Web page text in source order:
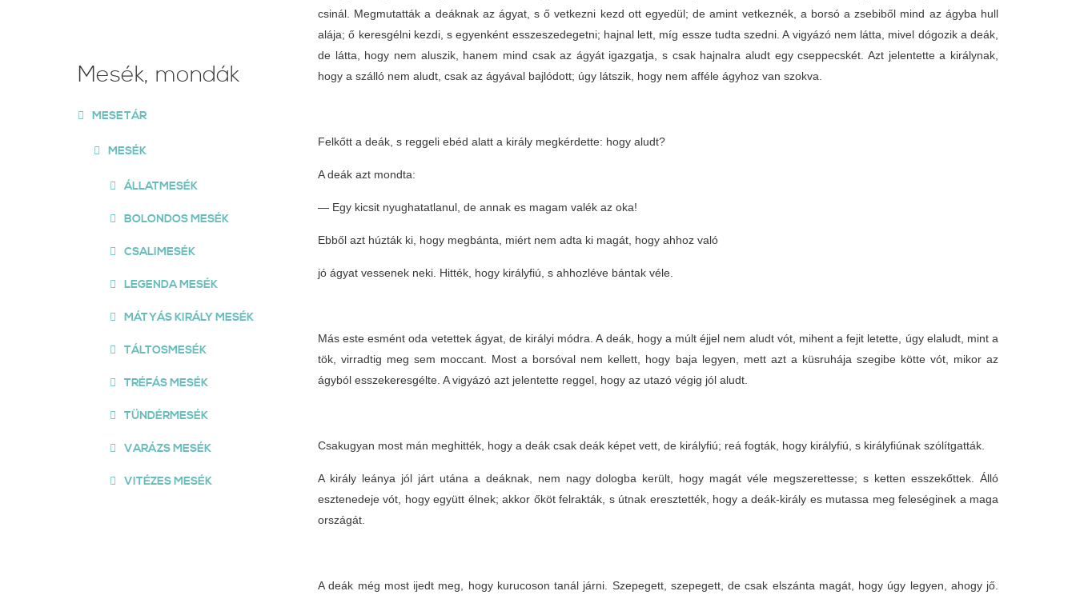
csinál. Megmutatták a deáknak az ágyat, s ő vetkezni kezd ott egyedül; de amint vetkeznék, a borsó a zsebiből mind az ágyba hull
alája; ő keresgélni kezdi, s egyenként esszeszedegetni; hajnal lett, míg essze tudta szedni. A vigyázó nem látta, mivel dógozik a deák,
de látta, hogy nem aluszik, hanem mind csak az ágyát igazgatja, s csak hajnalra aludt egy cseppecskét. Azt jelentette a királynak,
hogy a szálló nem aludt, csak az ágyával bajlódott; úgy látszik, hogy nem afféle ágyhoz van szokva.
Felkőtt a deák, s reggeli ebéd alatt a király megkérdette: hogy aludt?
A deák azt mondta:
— Egy kicsit nyughatatlanul, de annak es magam valék az oka!
Ebből azt húzták ki, hogy megbánta, miért nem adta ki magát, hogy ahhoz való
jó ágyat vessenek neki. Hitték, hogy királyfiú, s ahhozléve bántak véle.
Más este esmént oda vetettek ágyat, de királyi módra. A deák, hogy a múlt éjjel nem aludt vót, mihent a fejit letette, úgy elaludt, mint a
tök, virradtig meg sem moccant. Most a borsóval nem kellett, hogy baja legyen, mett azt a küsruhája szegibe kötte vót, mikor az
ágyból esszekeresgélte. A vigyázó azt jelentette reggel, hogy az utazó végig jól aludt.
Csakugyan most mán meghitték, hogy a deák csak deák képet vett, de királyfiú; reá fogták, hogy királyfiú, s királyfiúnak szólítgatták.
A király leánya jól járt utána a deáknak, nem nagy dologba került, hogy magát véle megszerettesse; s ketten esszekőttek. Álló
esztenedeje vót, hogy együtt élnek; akkor őköt felrakták, s útnak eresztették, hogy a deák-király es mutassa meg feleséginek a maga
országát.
A deák még most ijedt meg, hogy kurucoson tanál járni. Szepegett, szepegett, de csak elszánta magát, hogy úgy legyen, ahogy jő.
Mesék, mondák
MESETÁR
MESÉK
ÁLLATMESÉK
BOLONDOS MESÉK
CSALIMESÉK
LEGENDA MESÉK
MÁTYÁS KIRÁLY MESÉK
TÁLTOSMESÉK
TRÉFÁS MESÉK
TÜNDÉRMESÉK
VARÁZS MESÉK
VITÉZES MESÉK